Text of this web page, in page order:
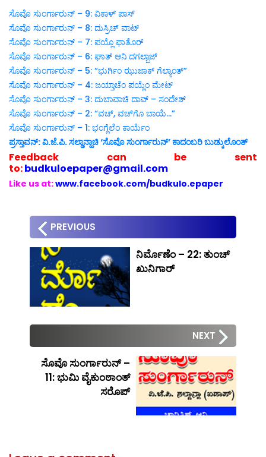
ಸೊವೊ ಸುಂರ್ಗಾರುನ್ – 9: ವಿಕಾಳ್ ಪಾಸ್
ಸೊವೊ ಸುಂರ್ಗಾರುನ್ – 8: ದುಸ್ರಿಚ್ ವಾಟ್
ಸೊವೊ ಸುಂರ್ಗಾರುನ್ – 7: ಪಯ್ಲೊ ಫಾತೊರ್
ಸೊವೊ ಸುಂರ್ಗಾರುನ್ – 6: ಘಾತ್ ಆನಿ ದಗಲ್ಬಾಜ್
ಸೊವೊ ಸುಂರ್ಗಾರುನ್ – 5: “ಭುರ್ಗಿಂ ಝುಜಾಕ್ ಗೆಲ್ಯಾಂತ್”
ಸೊವೊ ಸುಂರ್ಗಾರುನ್ – 4: ಜಯ್ತಾಚೆಂ ಪಯ್ಲೆಂ ಮೇಟ್
ಸೊವೊ ಸುಂರ್ಗಾರುನ್ – 3: ದುಬಾವಾಚಿ ದಾವ್ – ಸಂದೇಶ್
ಸೊವೊ ಸುಂರ್ಗಾರುನ್ – 2: “ವಚ್, ವಚ್‍ಗೊ ಬಾಯೆ…”
ಸೊವೊ ಸುಂರ್ಗಾರುನ್ – 1: ಭಂಗ್ಲೆಲೆಂ ಕಾರ್ಯೆಂ
ಪ್ರಸ್ತಾವನ್: ವಿ.ಜೆ.ಪಿ. ಸಲ್ಡಾನ್ಹಾಚಿ ‘ಸೊವೊ ಸುಂರ್ಗಾರುನ್’ ಕಾದಂಬರಿ ಬುಡ್ಕುಲೊಂತ್
Feedback can be sent
to:budkuloepaper@gmail.com
Like us at:www.facebook.com/budkulo.epaper
PREVIOUS
ನಿರ್ಮೊಣೆಂ – 22: ತುಂಚ್
ಖುನಿಗಾರ್
NEXT
ಸೊವೊ ಸುಂರ್ಗಾರುನ್ –
11: ಭುಮಿ ವೈಕುಂಠಾಂತ್
ಸರೊಪ್